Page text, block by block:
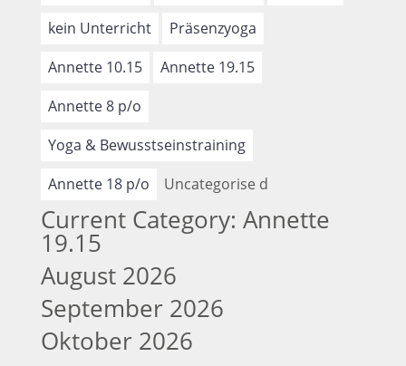
kein Unterricht
Präsenzyoga
Annette 10.15
Annette 19.15
Annette 8 p/o
Yoga & Bewusstseinstraining
Annette 18 p/o
Uncategorise d
Current Category: Annette
19.15
August 2026
September 2026
Oktober 2026